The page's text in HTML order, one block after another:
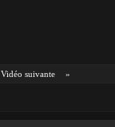
Vidéo suivante »